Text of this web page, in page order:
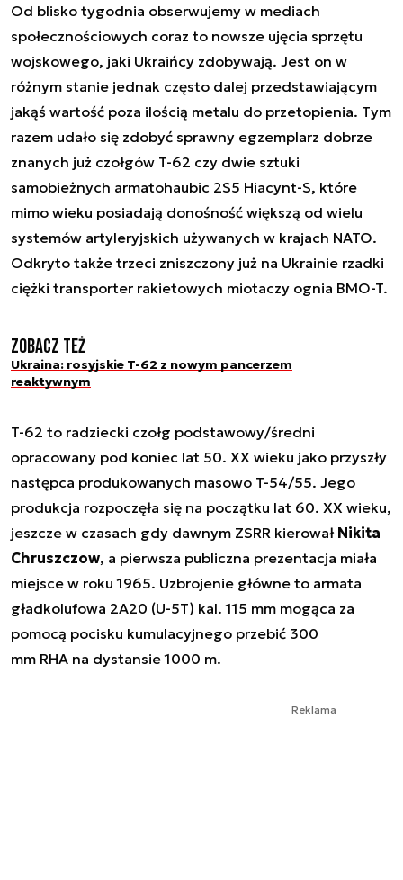
Od blisko tygodnia obserwujemy w mediach
społecznościowych coraz to nowsze ujęcia sprzętu
wojskowego, jaki Ukraińcy zdobywają. Jest on w
różnym stanie jednak często dalej przedstawiającym
jakąś wartość poza ilością metalu do przetopienia. Tym
razem udało się zdobyć sprawny egzemplarz dobrze
znanych już czołgów T-62 czy dwie sztuki
samobieżnych armatohaubic 2S5 Hiacynt-S, które
mimo wieku posiadają donośność większą od wielu
systemów artyleryjskich używanych w krajach NATO.
Odkryto także trzeci zniszczony już na Ukrainie rzadki
ciężki transporter rakietowych miotaczy ognia BMO-T.
Zobacz też
Ukraina: rosyjskie T-62 z nowym pancerzem
reaktywnym
T-62 to radziecki czołg podstawowy/średni
opracowany pod koniec lat 50. XX wieku jako przyszły
następca produkowanych masowo T-54/55. Jego
produkcja rozpoczęła się na początku lat 60. XX wieku,
jeszcze w czasach gdy dawnym ZSRR kierował Nikita
Chruszczow, a pierwsza publiczna prezentacja miała
miejsce w roku 1965. Uzbrojenie główne to armata
gładkolufowa 2A20 (U-5T) kal. 115 mm mogąca za
pomocą pocisku kumulacyjnego przebić 300
mm RHA na dystansie 1000 m.
Reklama